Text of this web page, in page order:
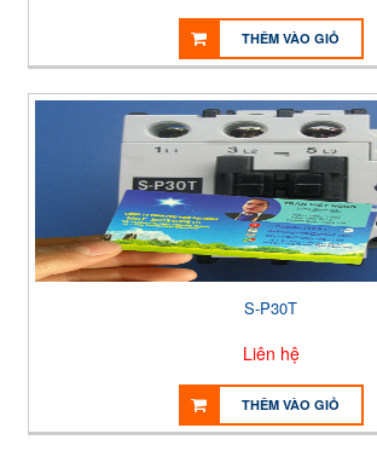
THÊM VÀO GIỎ
S-P30T
Liên hệ
THÊM VÀO GIỎ